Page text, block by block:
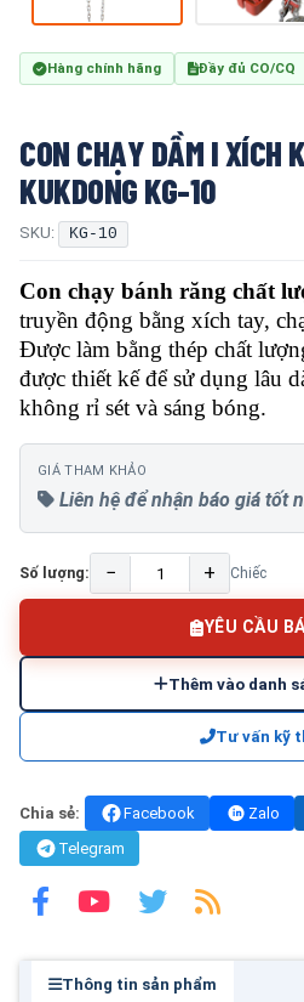
Hàng chính hãng Đầy đủ CO/CQ
CON CHẠY DẦM I XÍCH
KUKDONG KG-10
SKU: KG-10
Con chạy bánh răng chất
truyền động bằng xích tay,
Được làm bằng thép chất
được thiết kế để sử dụng lâu
không rỉ sét và sáng bóng.
GIÁ THAM KHẢO
Liên hệ để nhận báo giá tốt
Số lượng: − + Chiếc
YÊU CẦU
Thêm vào danh
Tư vấn kỹ
Chia sẻ: Facebook Zalo
Telegram
Thông tin sản phẩm